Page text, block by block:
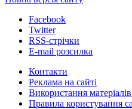
Facebook
Twitter
RSS-стрічки
E-mail розсилка
Контакти
Реклама на сайті
Використання
Правила користування